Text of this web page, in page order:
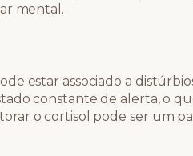
mental.
estar associado a
constante de alerta, o
o cortisol pode ser um